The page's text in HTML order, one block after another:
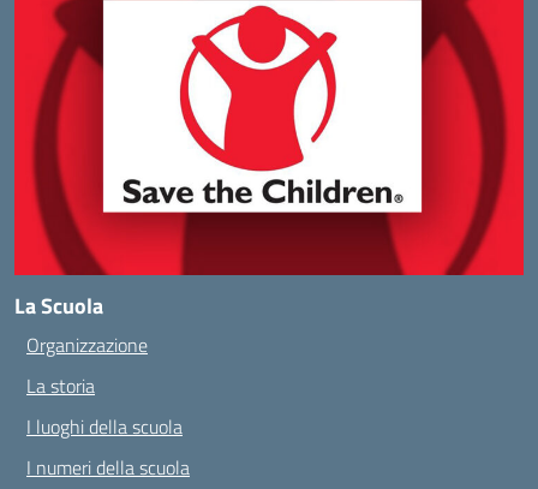
La Scuola
Organizzazione
La storia
I luoghi della scuola
I numeri della scuola